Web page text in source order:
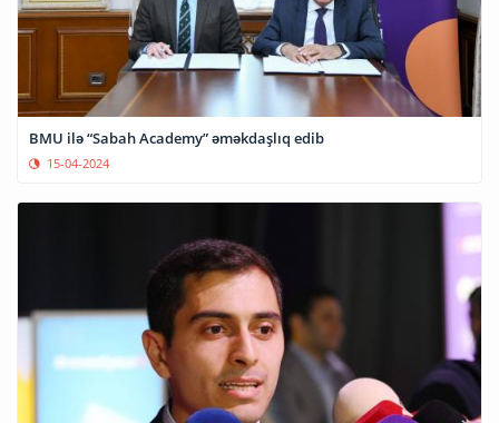
BMU ilə “Sabah Academy” əməkdaşlıq edib
15-04-2024